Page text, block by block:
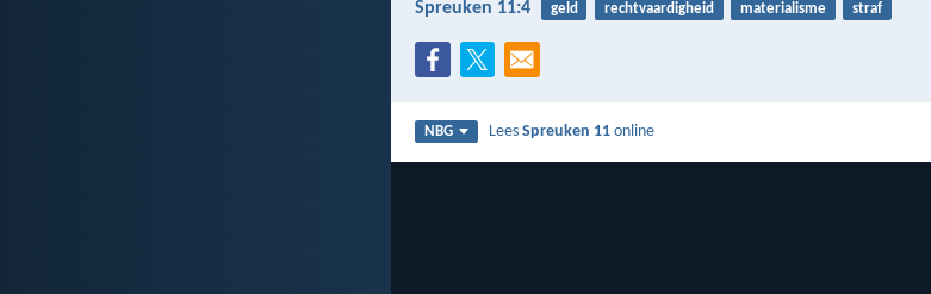
Spreuken 11:4 geld rechtvaardigheid materialisme straf
NBG LeesSpreuken 11 online